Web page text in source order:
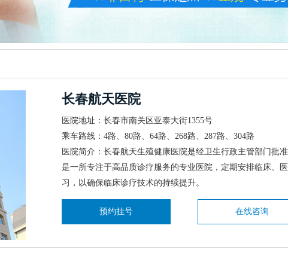
长春航天医院
医院地址：长春市南关区亚泰大街1355号
乘车路线：4路、80路、64路、268路、287路、304路
医院简介：长春航天生殖健康医院是经卫生行政主管部门批
是一所专注于高品质诊疗服务的专业医院，定期安排临床、
习，以确保临床诊疗技术的持续提升。
预约挂号 在线咨询